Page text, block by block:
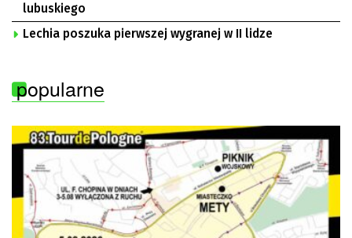
lubuskiego
Lechia poszuka pierwszej wygranej w II lidze
popularne